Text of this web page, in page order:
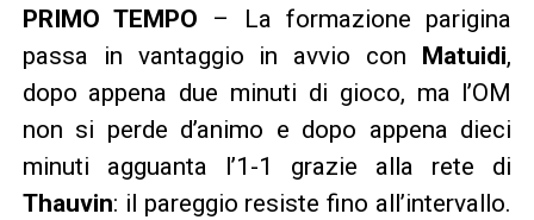
PRIMO TEMPO – La formazione parigina
passa in vantaggio in avvio con
Matuidi,
dopo appena due minuti di gioco, ma l’OM
non si perde d’animo e dopo appena dieci
minuti agguanta l’1-1 grazie alla rete di
Thauvin: il pareggio resiste fino all’intervallo.